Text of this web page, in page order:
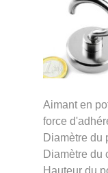
Aimant en
force
Diamètre du
Diamètre du
Hauteur du